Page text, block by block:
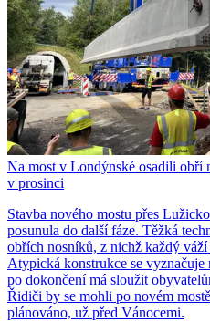
Na most v Londýnské osadili obří
v prosinci
Stavba nového mostu přes
posunula do další fáze. Těžká
obřích nosníků, z nichž každý
Atypická konstrukce se
po dokončení má sloužit
Řidiči by se mohli po novém
plánováno, už před Vánocemi.